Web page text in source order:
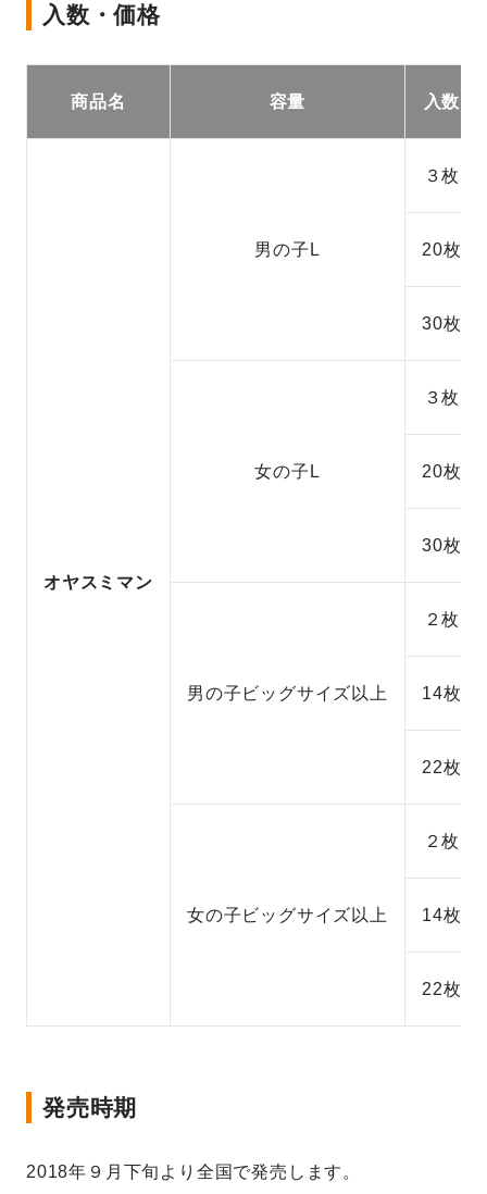
入数・価格
商品名 容量 入数
オヤスミマン
男の子L
３枚
20枚
30枚
女の子L
３枚
20枚
30枚
男の子ビッグサイズ以上
２枚
14枚
22枚
女の子ビッグサイズ以上
２枚
14枚
22枚
発売時期
2018年９月下旬より全国で発売します。